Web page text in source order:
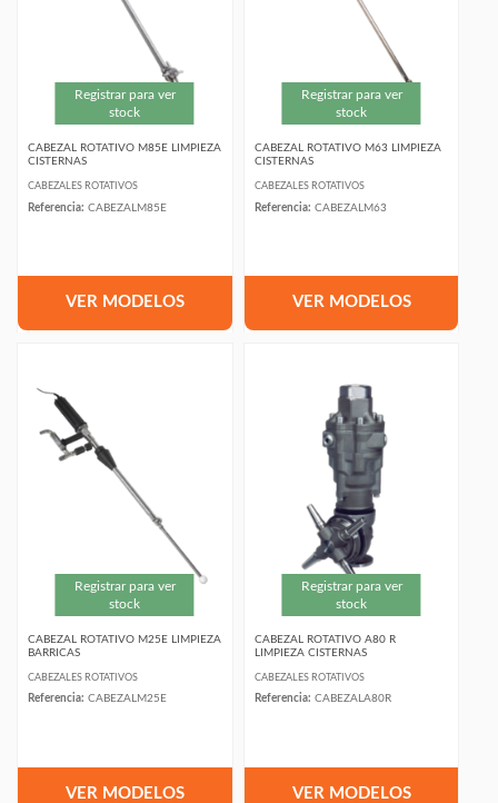
Registrar para ver
stock
CABEZAL ROTATIVO M85E LIMPIEZA
CISTERNAS
CABEZALES ROTATIVOS
Referencia: CABEZALM85E
VER MODELOS
Registrar para ver
stock
CABEZAL ROTATIVO M63 LIMPIEZA
CISTERNAS
CABEZALES ROTATIVOS
Referencia: CABEZALM63
VER MODELOS
Registrar para ver
stock
CABEZAL ROTATIVO M25E LIMPIEZA
BARRICAS
CABEZALES ROTATIVOS
Referencia: CABEZALM25E
VER MODELOS
Registrar para ver
stock
CABEZAL ROTATIVO A80 R
LIMPIEZA CISTERNAS
CABEZALES ROTATIVOS
Referencia: CABEZALA80R
VER MODELOS